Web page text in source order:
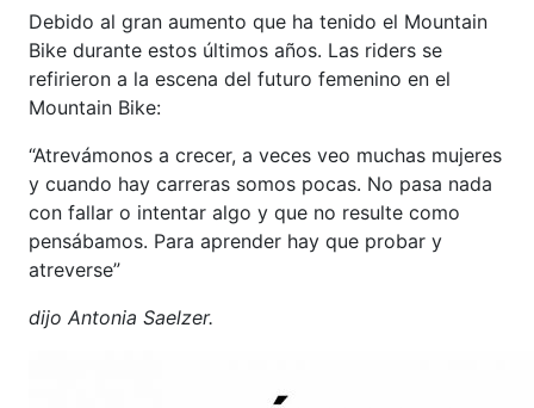
Debido al gran aumento que ha tenido el Mountain
Bike durante estos últimos años. Las riders se
refirieron a la escena del futuro femenino en el
Mountain Bike:
“Atrevámonos a crecer, a veces veo muchas mujeres
y cuando hay carreras somos pocas. No pasa nada
con fallar o intentar algo y que no resulte como
pensábamos. Para aprender hay que probar y
atreverse”
dijo Antonia Saelzer.